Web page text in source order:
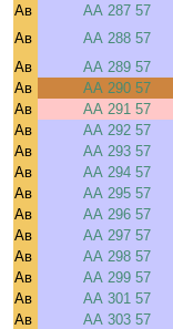
Ав
АА 287 57
Ав
АА 288 57
Ав
АА 289 57
Ав
АА 290 57
Ав
АА 291 57
Ав
АА 292 57
Ав
АА 293 57
Ав
АА 294 57
Ав
АА 295 57
Ав
АА 296 57
Ав
АА 297 57
Ав
АА 298 57
Ав
АА 299 57
Ав
АА 301 57
Ав
АА 303 57